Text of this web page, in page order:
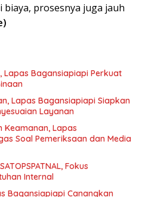
prosesnya juga jauh
Lapas Bagansiapiapi Perkuat
Lapas Bagansiapiapi Siapkan
Layanan
Keamanan, Lapas
Soal Pemeriksaan dan Media
Fokus
Internal
Bagansiapiapi Canangkan